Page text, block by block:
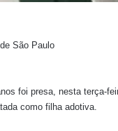
São Paulo
foi presa, nesta terça-
como filha adotiva.